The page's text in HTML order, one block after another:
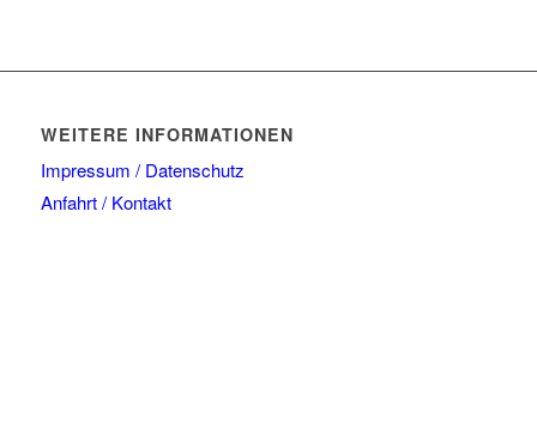
WEITERE INFORMATIONEN
Impressum / Datenschutz
Anfahrt / Kontakt